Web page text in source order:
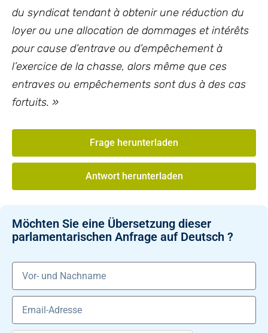
du syndicat tendant à obtenir une réduction du
loyer ou une allocation de dommages et intérêts
pour cause d’entrave ou d’empêchement à
l’exercice de la chasse, alors même que ces
entraves ou empêchements sont dus à des cas
fortuits. »
Frage herunterladen
Antwort herunterladen
Möchten Sie eine Übersetzung dieser
parlamentarischen Anfrage auf Deutsch ?